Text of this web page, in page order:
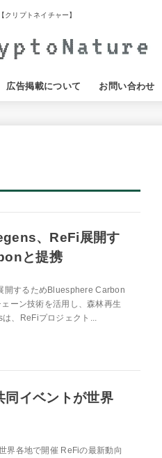
クリプトネイチャー】
広告掲載について お問い合わせ
、ReFi展開す
と提携
開するためBluesphere Carbon
ーン技術を活用し、森林再生
、ReFiプロジェクト...
イベントが世界
界各地で開催 ReFiの最新動向